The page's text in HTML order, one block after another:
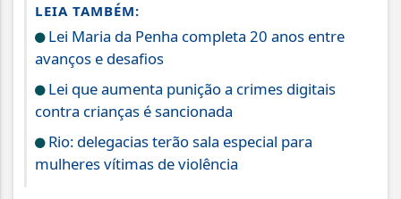
LEIA TAMBÉM:
Lei Maria da Penha completa 20 anos entre
avanços e desafios
Lei que aumenta punição a crimes digitais
contra crianças é sancionada
Rio: delegacias terão sala especial para
mulheres vítimas de violência